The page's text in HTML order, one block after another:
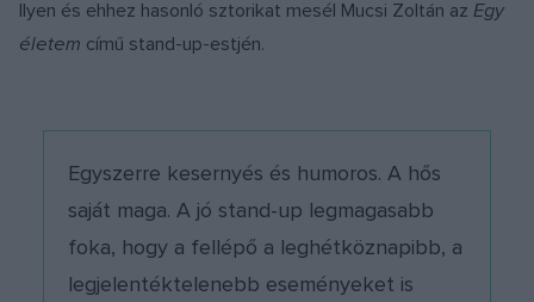
Ilyen és ehhez hasonló sztorikat mesél Mucsi Zoltán az Egy
életem című stand-up-estjén.
Egyszerre kesernyés és humoros. A hős
saját maga. A jó stand-up legmagasabb
foka, hogy a fellépő a leghétköznapibb, a
legjelentéktelenebb eseményeket is